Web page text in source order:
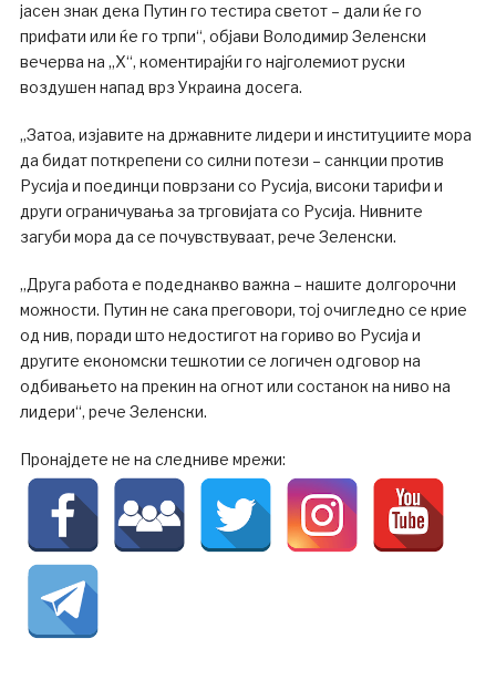
јасен знак дека Путин го тестира светот – дали ќе го
прифати или ќе го трпи“, објави Володимир Зеленски
вечерва на „Х“, коментирајќи го најголемиот руски
воздушен напад врз Украина досега.
„Затоа, изјавите на државните лидери и институциите мора
да бидат поткрепени со силни потези – санкции против
Русија и поединци поврзани со Русија, високи тарифи и
други ограничувања за трговијата со Русија. Нивните
загуби мора да се почувствуваат, рече Зеленски.
„Друга работа е подеднакво важна – нашите долгорочни
можности. Путин не сака преговори, тој очигледно се крие
од нив, поради што недостигот на гориво во Русија и
другите економски тешкотии се логичен одговор на
одбивањето на прекин на огнот или состанок на ниво на
лидери“, рече Зеленски.
Пронајдете не на следниве мрежи: